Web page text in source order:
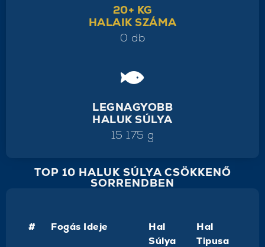
20+ KG
HALAIK SZÁMA
0 db
LEGNAGYOBB
HALUK SÚLYA
15 175 g
TOP 10 HALUK SÚLYA CSÖKKENŐ
SORRENDBEN
# Fogás Ideje
Hal
Súlya
Hal
Tipusa